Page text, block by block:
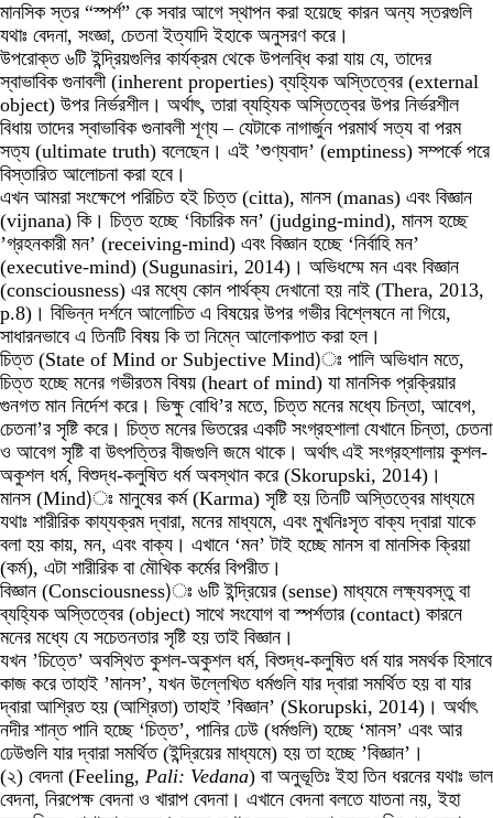
মানসিক স্তর “স্পর্শ” কে সবার আগে স্থাপন করা হয়েছে কারন অন্য স্তরগুলি
যথাঃ বেদনা, সংজ্ঞা, চেতনা ইত্যাদি ইহাকে অনুসরণ করে।
উপরোক্ত ৬টি ইন্দ্রিয়গুলির কার্যক্রম থেকে উপলব্ধি করা যায় যে, তাদের
স্বাভাবিক গুনাবলী (inherent properties) ব্যহ্যিক অস্তিত্বের (external
object) উপর নির্ভরশীল। অর্থাৎ, তারা ব্যহ্যিক অস্তিত্বের উপর নির্ভরশীল
বিধায় তাদের স্বাভাবিক গুনাবলী শূণ্য – যেটাকে নাগার্জুন পরমার্থ সত্য বা পরম
সত্য (ultimate truth) বলেছেন। এই ’শুণ্যবাদ’ (emptiness) সম্পর্কে পরে
বিস্তারিত আলোচনা করা হবে।
এখন আমরা সংক্ষেপে পরিচিত হই চিত্ত (citta), মানস (manas) এবং বিজ্ঞান
(vijnana) কি। চিত্ত হচ্ছে ‘বিচারিক মন’ (judging-mind), মানস হচ্ছে
’গ্রহনকারী মন’ (receiving-mind) এবং বিজ্ঞান হচ্ছে ‘নির্বাহি মন’
(executive-mind) (Sugunasiri, 2014)। অভিধম্মে মন এবং বিজ্ঞান
(consciousness) এর মধ্যে কোন পার্থক্য দেখানো হয় নাই (Thera, 2013,
p.8)। বিভিন্ন দর্শনে আলোচিত এ বিষয়ের উপর গভীর বিশ্লেষনে না গিয়ে,
সাধারনভাবে এ তিনটি বিষয় কি তা নিম্নে আলোকপাত করা হল।
চিত্ত (State of Mind or Subjective Mind)ঃ পালি অভিধান মতে,
চিত্ত হচ্ছে মনের গভীরতম বিষয় (heart of mind) যা মানসিক প্রক্রিয়ার
গুনগত মান নির্দেশ করে। ভিক্ষু বোধি’র মতে, চিত্ত মনের মধ্যে চিন্তা, আবেগ,
চেতনা’র সৃষ্টি করে। চিত্ত মনের ভিতরের একটি সংগ্রহশালা যেখানে চিন্তা, চেতনা
ও আবেগ সৃষ্টি বা উৎপত্তির বীজগুলি জমে থাকে। অর্থাৎ এই সংগ্রহশালায় কুশল-
অকুশল ধর্ম, বিশুদ্ধ-কলুষিত ধর্ম অবস্থান করে (Skorupski, 2014)।
মানস (Mind)ঃ মানুষের কর্ম (Karma) সৃষ্টি হয় তিনটি অস্তিত্বের মাধ্যমে
যথাঃ শারীরিক কায্যক্রম দ্বারা, মনের মাধ্যমে, এবং মুখনিঃসৃত বাক্য দ্বারা যাকে
বলা হয় কায়, মন, এবং বাক্য। এখানে ‘মন’ টাই হচ্ছে মানস বা মানসিক ক্রিয়া
(কর্ম), এটা শারীরিক বা মৌখিক কর্মের বিপরীত।
বিজ্ঞান (Consciousness)ঃ ৬টি ইন্দ্রিয়ের (sense) মাধ্যমে লক্ষ্যবস্তু বা
ব্যহ্যিক অস্তিত্বের (object) সাথে সংযোগ বা স্পর্শতার (contact) কারনে
মনের মধ্যে যে সচেতনতার সৃষ্টি হয় তাই বিজ্ঞান।
যখন ’চিত্তে’ অবস্থিত কুশল-অকুশল ধর্ম, বিশুদ্ধ-কলুষিত ধর্ম যার সমর্থক হিসাবে
কাজ করে তাহাই ’মানস’, যখন উল্লেখিত ধর্মগুলি যার দ্বারা সমর্থিত হয় বা যার
দ্বারা আশ্রিত হয় (আশ্রিতা) তাহাই ’বিজ্ঞান’ (Skorupski, 2014)। অর্থাৎ
নদীর শান্ত পানি হচ্ছে ‘চিত্ত’, পানির ঢেউ (ধর্মগুলি) হচ্ছে ‘মানস’ এবং আর
ঢেউগুলি যার দ্বারা সমর্থিত (ইন্দ্রিয়ের মাধ্যমে) হয় তা হচ্ছে ’বিজ্ঞান’।
(২) বেদনা (Feeling, Pali: Vedana) বা অনুভূতিঃ ইহা তিন ধরনের যথাঃ ভাল
বেদনা, নিরপেক্ষ বেদনা ও খারাপ বেদনা। এখানে বেদনা বলতে যাতনা নয়, ইহা